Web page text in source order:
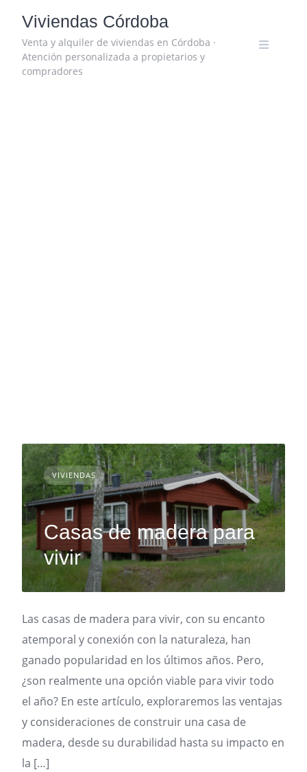
content
Viviendas Córdoba
Venta y alquiler de viviendas en Córdoba ·
Atención personalizada a propietarios y
compradores
VIVIENDAS
Casas de madera para
vivir
Las casas de madera para vivir, con su encanto
atemporal y conexión con la naturaleza, han
ganado popularidad en los últimos años. Pero,
¿son realmente una opción viable para vivir todo
el año? En este artículo, exploraremos las ventajas
y consideraciones de construir una casa de
madera, desde su durabilidad hasta su impacto en
la […]